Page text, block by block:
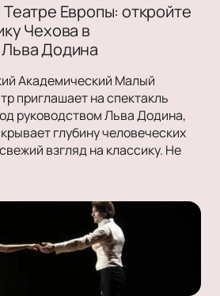
Европы: откройте
Чехова в
Додина
Академический Малый
приглашает на спектакль
руководством Льва Додина,
глубину человеческих
взгляд на классику. Не